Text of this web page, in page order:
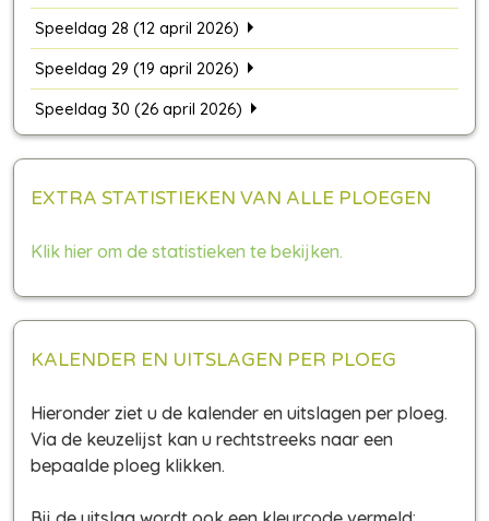
Speeldag 28 (12 april 2026)
Speeldag 29 (19 april 2026)
Speeldag 30 (26 april 2026)
EXTRA STATISTIEKEN VAN ALLE PLOEGEN
Klik hier om de statistieken te bekijken.
KALENDER EN UITSLAGEN PER PLOEG
Hieronder ziet u de kalender en uitslagen per ploeg.
Via de keuzelijst kan u rechtstreeks naar een
bepaalde ploeg klikken.